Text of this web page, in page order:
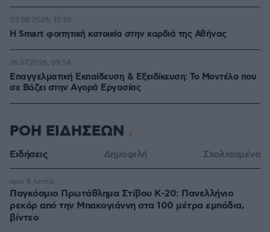
Η Smart φοιτητική κατοικία στην καρδιά της Αθήνας
03.08.2026, 10:56
Επαγγελματική Εκπαίδευση & Εξειδίκευση: Το Mοντέλο που
σε Bάζει στην Aγορά Eργασίας
26.07.2026, 09:54
ΡΟΗ ΕΙΔΗΣΕΩΝ
Ειδήσεις Δημοφιλή Σχολιασμένα
Παγκόσμιο Πρωτάθλημα Στίβου Κ-20: Πανελλήνιο
ρεκόρ από την Μπακογιάννη στα 100 μέτρα εμπόδια,
βίντεο
πριν 5 λεπτά